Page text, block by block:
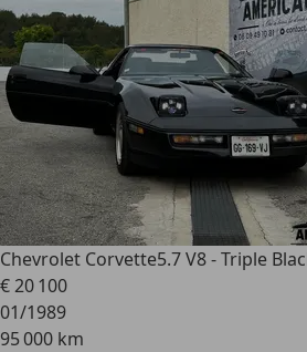
Chevrolet Corvette5.7 V8 - Triple
€ 20 100
01/1989
95 000 km